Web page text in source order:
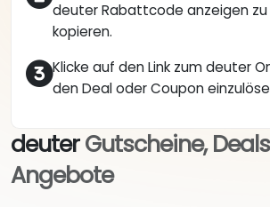
deuter Rabattcode anzeigen zu
kopieren.
Klicke auf den Link zum deuter
den Deal oder Coupon
deuterGutscheine,
Angebote